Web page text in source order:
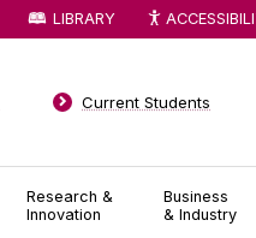
Research &
Innovation
Business
& Industry
Current Students
LIBRARY